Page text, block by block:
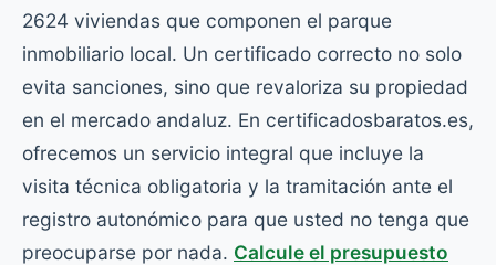
2624 viviendas que componen el parque
inmobiliario local. Un certificado correcto no solo
evita sanciones, sino que revaloriza su propiedad
en el mercado andaluz. En certificadosbaratos.es,
ofrecemos un servicio integral que incluye la
visita técnica obligatoria y la tramitación ante el
registro autonómico para que usted no tenga que
preocuparse por nada. Calcule el presupuesto